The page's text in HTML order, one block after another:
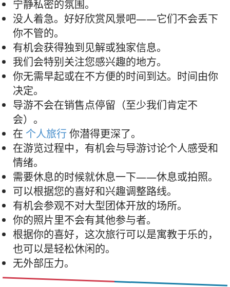
宁静私密的氛围。
没人着急。好好欣赏风景吧——它们不会丢下
你不管的。
有机会获得独到见解或独家信息。
我们会特别关注您感兴趣的地方。
你无需早起或在不方便的时间到达。时间由你
决定。
导游不会在销售点停留（至少我们肯定不
会）。
在 个人旅行 你潜得更深了。
在游览过程中，有机会与导游讨论个人感受和
情绪。
需要休息的时候就休息一下——休息或拍照。
可以根据您的喜好和兴趣调整路线。
有机会参观不对大型团体开放的场所。
你的照片里不会有其他参与者。
根据你的喜好，这次旅行可以是寓教于乐的，
也可以是轻松休闲的。
无外部压力。